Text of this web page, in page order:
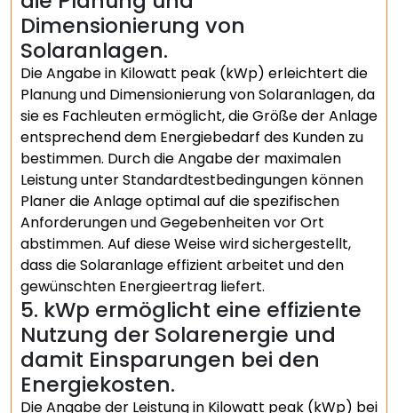
Dimensionierung von
Solaranlagen.
Die Angabe in Kilowatt peak (kWp) erleichtert die
Planung und Dimensionierung von Solaranlagen, da
sie es Fachleuten ermöglicht, die Größe der Anlage
entsprechend dem Energiebedarf des Kunden zu
bestimmen. Durch die Angabe der maximalen
Leistung unter Standardtestbedingungen können
Planer die Anlage optimal auf die spezifischen
Anforderungen und Gegebenheiten vor Ort
abstimmen. Auf diese Weise wird sichergestellt,
dass die Solaranlage effizient arbeitet und den
gewünschten Energieertrag liefert.
5. kWp ermöglicht eine effiziente
Nutzung der Solarenergie und
damit Einsparungen bei den
Energiekosten.
Die Angabe der Leistung in Kilowatt peak (kWp) bei